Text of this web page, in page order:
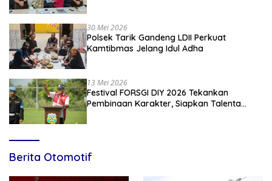
30 Mei 2026
Polsek Tarik Gandeng LDII Perkuat
Kamtibmas Jelang Idul Adha
13 Mei 2026
Festival FORSGI DIY 2026 Tekankan
Pembinaan Karakter, Siapkan Talenta
Berita Otomotif